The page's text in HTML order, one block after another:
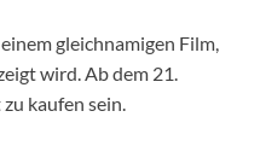
gleichnamigen Film,
wird. Ab dem 21.
kaufen sein.